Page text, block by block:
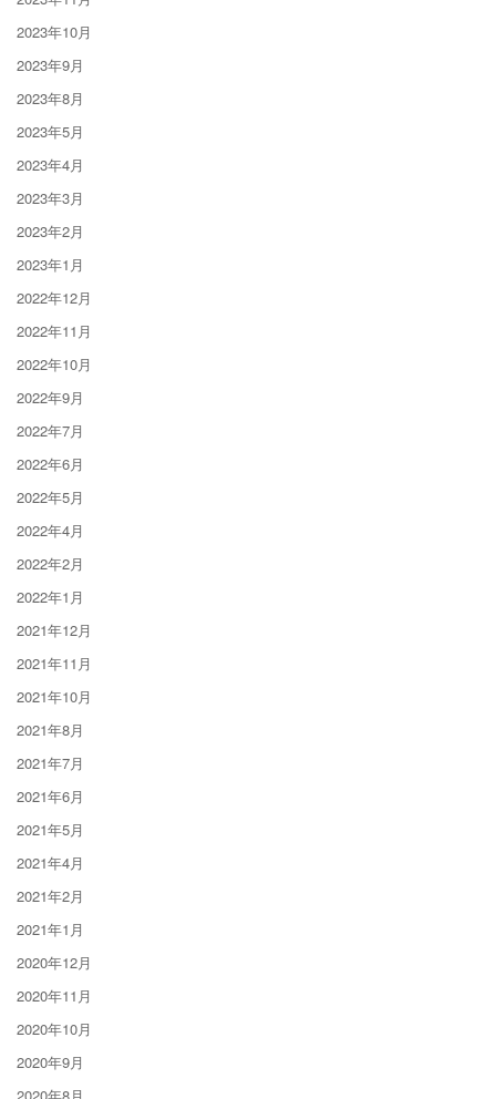
2023年10月
2023年9月
2023年8月
2023年5月
2023年4月
2023年3月
2023年2月
2023年1月
2022年12月
2022年11月
2022年10月
2022年9月
2022年7月
2022年6月
2022年5月
2022年4月
2022年2月
2022年1月
2021年12月
2021年11月
2021年10月
2021年8月
2021年7月
2021年6月
2021年5月
2021年4月
2021年2月
2021年1月
2020年12月
2020年11月
2020年10月
2020年9月
2020年8月